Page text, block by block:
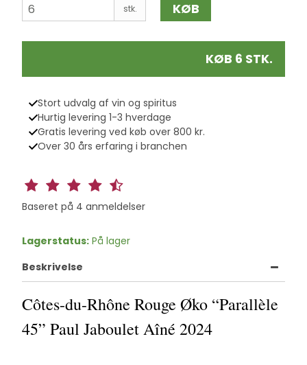
stk. KØB
KØB 6 STK.
Stort udvalg af vin og spiritus
Hurtig levering 1-3 hverdage
Gratis levering ved køb over 800 kr.
Over 30 års erfaring i branchen
Baseret på 4 anmeldelser
Lagerstatus: På lager
Beskrivelse
Côtes-du-Rhône Rouge Øko “Parallèle
45” Paul Jaboulet Aîné 2024